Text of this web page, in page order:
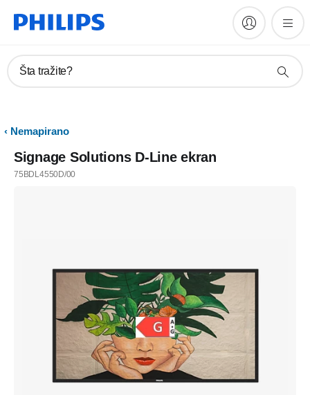
Šta tražite?
Nemapirano
Signage Solutions D-Line ekran
75BDL4550D/00